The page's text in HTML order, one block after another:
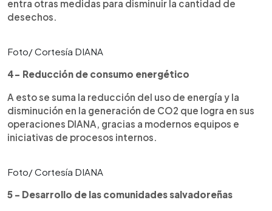
entra otras medidas para disminuir la cantidad de
desechos.
Foto/ Cortesía DIANA
4- Reducción de consumo energético
A esto se suma la reducción del uso de energía y la
disminución en la generación de CO2 que logra en sus
operaciones DIANA, gracias a modernos equipos e
iniciativas de procesos internos.
Foto/ Cortesía DIANA
5 - Desarrollo de las comunidades salvadoreñas